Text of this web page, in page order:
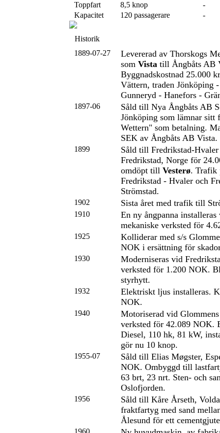
Toppfart
8,5 knop
-
Kapacitet
120 passagerare -
Historik
1889-07-27
Levererad av Thorskogs
som Vista till Ångbåts AB
Byggnadskostnad 25.000
Vättern, traden Jönköping
Gunneryd - Hanefors -
1897-06
Såld till Nya Ångbåts AB
Jönköping som lämnar sitt
Wettern" som betalning.
SEK av Ångbåts AB Vista.
1899
Såld till Fredrikstad-
Fredrikstad, Norge för
omdöpt till Vesterø. Trafik
Fredrikstad - Hvaler och
Strömstad.
1902 Sista året med trafik till
1910
En ny ångpanna
mekaniske verksted för
1925
Kolliderar med s/s
NOK i ersättning för
1930
Moderniseras vid
verksted för 1.200 NOK.
styrhytt.
1932
Elektriskt ljus installeras.
NOK.
1940
Motoriserad vid
verksted för 42.089 NOK.
Diesel, 110 hk, 81 kW,
gör nu 10 knop.
1955-07
Såld till Elias Møgster,
NOK. Ombyggd till
63 brt, 23 nrt. Sten- och
Oslofjorden.
1956
Såld till Kåre Årseth,
fraktfartyg med sand
Ålesund för ett
1960